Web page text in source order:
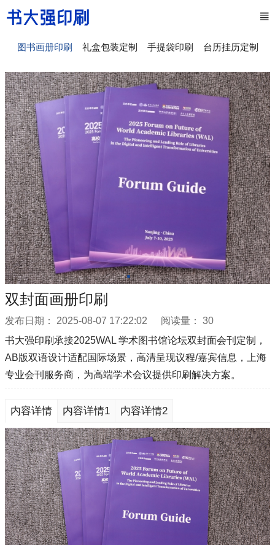
图书画册印刷 礼盒包装定制 手提袋印刷 台历挂历定制
双封面画册印刷
发布日期： 2025-08-07 17:22:02 阅读量：
30
书大强印刷承接2025WAL 学术图书馆论坛双封面会刊定制，
AB版双语设计适配国际场景，高清呈现议程/嘉宾信息，上海
专业会刊服务商，为高端学术会议提供印刷解决方案。
内容详情 内容详情1 内容详情2